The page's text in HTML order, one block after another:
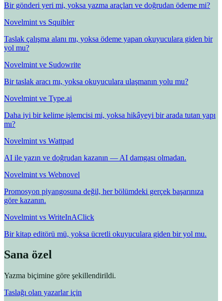
Bir gönderi yeri mi, yoksa yazma araçları ve doğrudan ödeme mi?
Novelmint vs Squibler
Taslak çalışma alanı mı, yoksa ödeme yapan okuyuculara giden bir
yol mu?
Novelmint ve Sudowrite
Bir taslak aracı mı, yoksa okuyuculara ulaşmanın yolu mu?
Novelmint ve Type.ai
Daha iyi bir kelime işlemcisi mi, yoksa hikâyeyi bir arada tutan yapı
mı?
Novelmint vs Wattpad
AI ile yazın ve doğrudan kazanın — AI damgası olmadan.
Novelmint vs Webnovel
Promosyon piyangosuna değil, her bölümdeki gerçek başarınıza
göre kazanın.
Novelmint vs WriteInAClick
Bir kitap editörü mü, yoksa ücretli okuyuculara giden bir yol mu.
Sana özel
Yazma biçimine göre şekillendirildi.
Taslağı olan yazarlar için